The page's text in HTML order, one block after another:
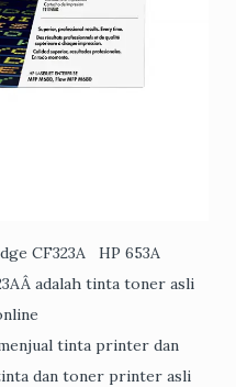
CF323A HP 653A
adalah tinta toner asli
tinta printer dan
dan toner printer asli